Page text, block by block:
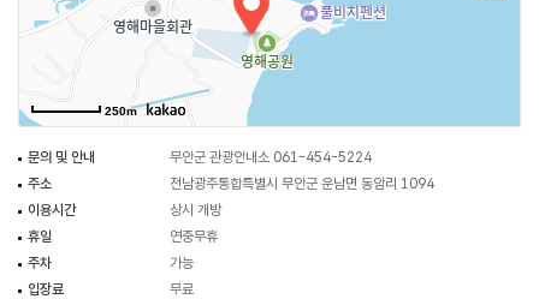
250m
문의 및 안내
무안군 관광안내소 061-454-5224
주소
전남광주통합특별시 무안군 운남면 동암리 1094
이용시간
상시 개방
휴일
연중무휴
주차
가능
입장료
무료